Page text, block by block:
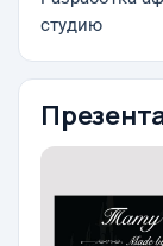
студию